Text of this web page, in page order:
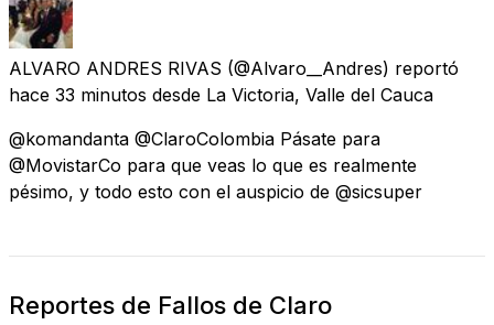
ALVARO ANDRES RIVAS (@Alvaro__Andres) reportó
hace 33 minutos desde La Victoria, Valle del Cauca
@komandanta @ClaroColombia Pásate para
@MovistarCo para que veas lo que es realmente
pésimo, y todo esto con el auspicio de @sicsuper
Reportes de Fallos de Claro